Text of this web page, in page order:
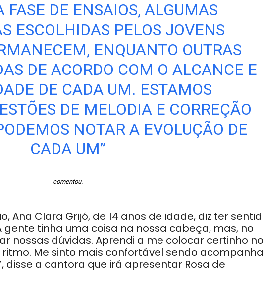
FASE DE ENSAIOS, ALGUMAS
ESCOLHIDAS PELOS JOVENS
ENQUANTO OUTRAS
DE ACORDO COM O ALCANCE E
DE CADA UM. ESTAMOS
DE MELODIA E CORREÇÃO
NOTAR A EVOLUÇÃO DE
CADA UM”
comentou.
Ana Clara Grijó, de 14 anos de idade, diz ter
gente tinha uma coisa na nossa cabeça, mas, no
nossas dúvidas. Aprendi a me colocar certinho no
ritmo. Me sinto mais confortável sendo
disse a cantora que irá apresentar Rosa de